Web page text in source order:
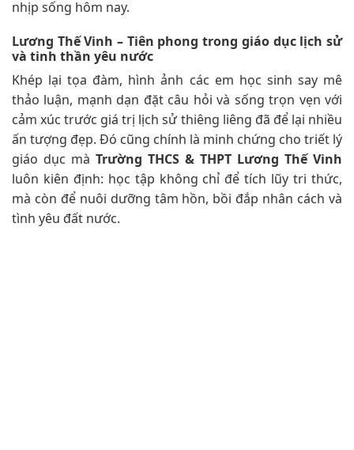
nhịp sống hôm nay.
Lương Thế Vinh – Tiên phong trong giáo dục lịch sử
và tinh thần yêu nước
Khép lại tọa đàm, hình ảnh các em học sinh say mê
thảo luận, mạnh dạn đặt câu hỏi và sống trọn vẹn với
cảm xúc trước giá trị lịch sử thiêng liêng đã để lại nhiều
ấn tượng đẹp. Đó cũng chính là minh chứng cho triết lý
giáo dục mà Trường THCS & THPT Lương Thế Vinh
luôn kiên định: học tập không chỉ để tích lũy tri thức,
mà còn để nuôi dưỡng tâm hồn, bồi đắp nhân cách và
tình yêu đất nước.